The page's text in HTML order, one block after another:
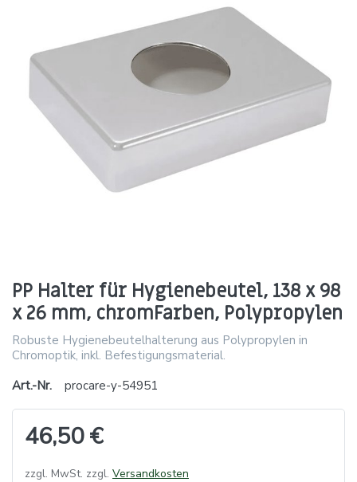
PP Halter für Hygienebeutel, 138 x 98
x 26 mm, chromFarben, Polypropylen
Robuste Hygienebeutelhalterung aus Polypropylen in
Chromoptik, inkl. Befestigungsmaterial.
Art.-Nr.
procare-y-54951
46,50 €
zzgl. MwSt. zzgl. Versandkosten